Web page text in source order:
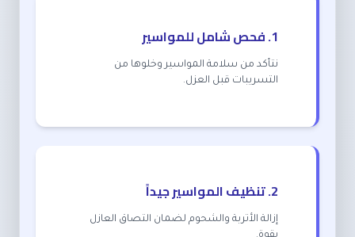
1. فحص شامل للمواسير
نتأكد من سلامة المواسير وخلوها من
التسريبات قبل العزل.
2. تنظيف المواسير جيداً
إزالة الأتربة والشحوم لضمان التصاق العازل